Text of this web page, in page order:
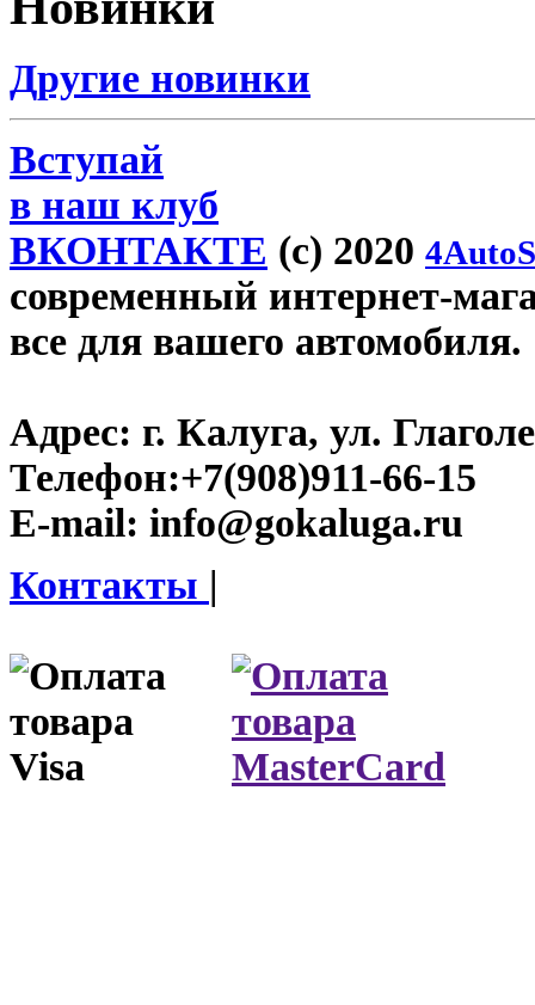
Другие новинки
Вступай
в наш клуб
ВКОНТАКТЕ (c) 2020
современный интернет-
все для вашего автомобиля.
Адрес: г. Калуга, ул.
Телефон:+7(908)911-66-15
E-mail: info@gokaluga.ru
Контакты |